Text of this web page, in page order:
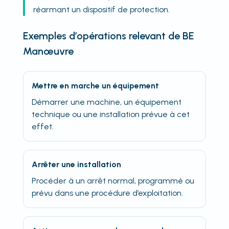
réarmant un dispositif de protection.
Exemples d’opérations relevant de BE
Manœuvre
Mettre en marche un équipement
Démarrer une machine, un équipement
technique ou une installation prévue à cet
effet.
Arrêter une installation
Procéder à un arrêt normal, programmé ou
prévu dans une procédure d’exploitation.